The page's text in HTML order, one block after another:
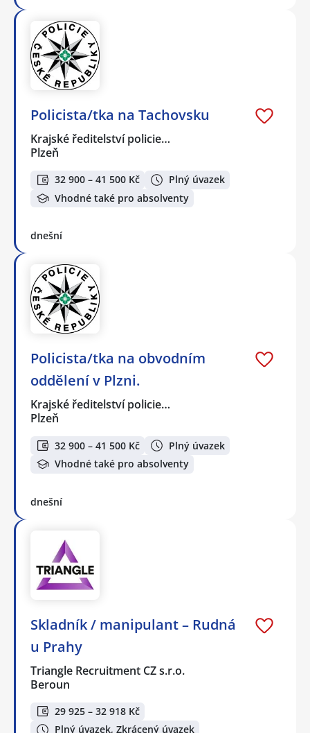
Policista/tka na Tachovsku
Krajské ředitelství policie…
Plzeň
32 900 – 41 500 Kč
Plný úvazek
Vhodné také pro absolventy
dnešní
Policista/tka na obvodním
oddělení v Plzni.
Krajské ředitelství policie…
Plzeň
32 900 – 41 500 Kč
Plný úvazek
Vhodné také pro absolventy
dnešní
Skladník / manipulant – Rudná
u Prahy
Triangle Recruitment CZ s.r.o.
Beroun
29 925 – 32 918 Kč
Plný úvazek, Zkrácený úvazek